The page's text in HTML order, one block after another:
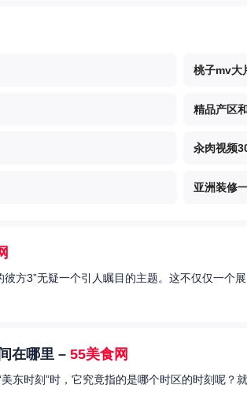
桃子mv大
精品产区
汆肉视频
亚洲装修
方3”无疑一个引人瞩目的主题。这不仅仅一个
在哪里 – 55美食网
东时刻”时，它究竟指的是哪个时区的时刻呢？